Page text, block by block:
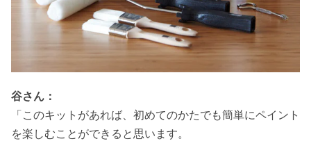
谷さん：
「このキットがあれば、初めてのかたでも簡単にペイント
を楽しむことができると思います。